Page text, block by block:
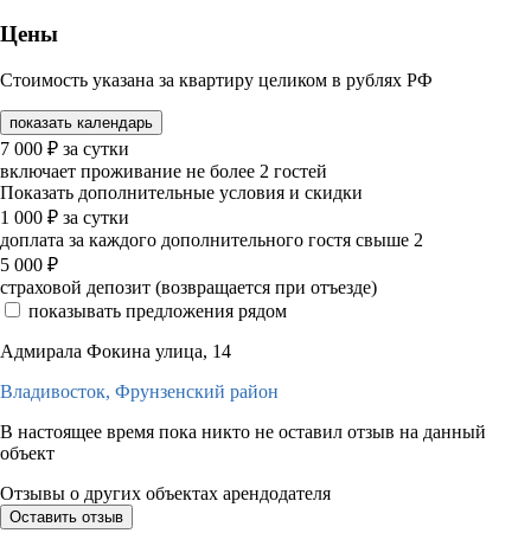
Цены
Стоимость указана за квартиру целиком в рублях РФ
показать календарь
7 000 ₽ за сутки
включает проживание не более 2 гостей
Показать дополнительные условия и скидки
1 000 ₽ за сутки
доплата за каждого дополнительного гостя свыше 2
5 000 ₽
страховой депозит (возвращается при отъезде)
показывать предложения рядом
Адмирала Фокина улица, 14
Владивосток, Фрунзенский район
В настоящее время пока никто не оставил отзыв на данный
объект
Отзывы о других объектах арендодателя
Оставить отзыв